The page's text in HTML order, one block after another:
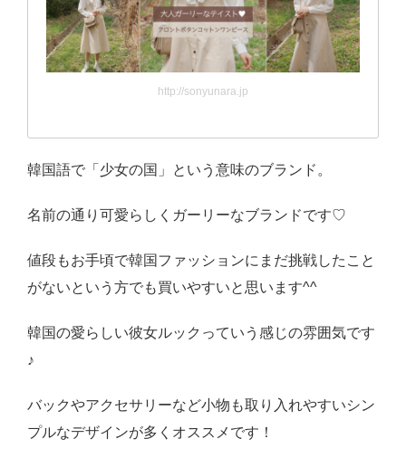
http://sonyunara.jp
韓国語で「少女の国」という意味のブランド。
名前の通り可愛らしくガーリーなブランドです♡
値段もお手頃で韓国ファッションにまだ挑戦したこと
がないという方でも買いやすいと思います^^
韓国の愛らしい彼女ルックっていう感じの雰囲気です
♪
バックやアクセサリーなど小物も取り入れやすいシン
プルなデザインが多くオススメです！